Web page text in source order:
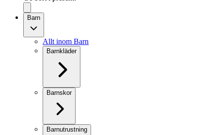
Barn
Allt inom Barn
Barnkläder
Barnskor
Barnutrustning